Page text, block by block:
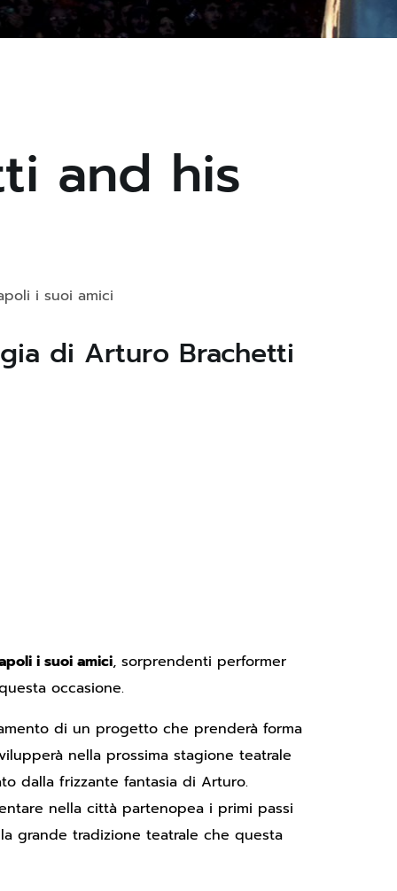
and his
i suoi amici
di Arturo Brachetti
i suoi amici, sorprendenti performer
occasione.
di un progetto che prenderà forma
nella prossima stagione teatrale
dalla frizzante fantasia di Arturo.
nella città partenopea i primi passi
grande tradizione teatrale che questa